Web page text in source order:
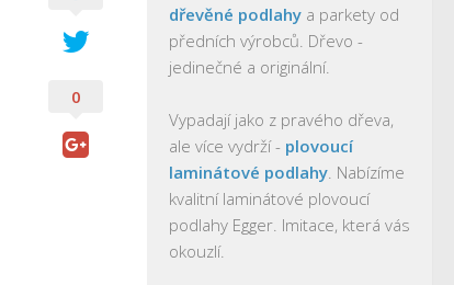
0
dřevěné podlahy a parkety od
předních výrobců. Dřevo -
jedinečné a originální.
Vypadají jako z pravého dřeva,
ale více vydrží - plovoucí
laminátové podlahy. Nabízíme
kvalitní laminátové plovoucí
podlahy Egger. Imitace, která vás
okouzlí.